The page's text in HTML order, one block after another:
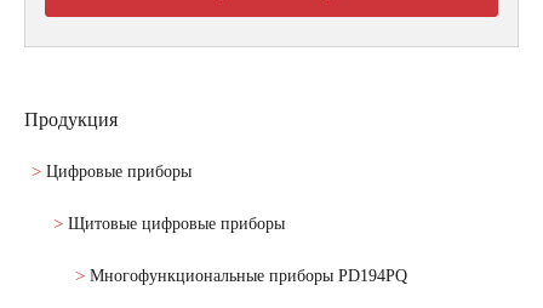
Продукция
Цифровые приборы
Щитовые цифровые приборы
Многофункциональные приборы PD194PQ